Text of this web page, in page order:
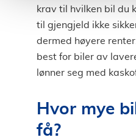
krav til hvilken bil du
til gjengjeld ikke
dermed høyere
best for biler av
lønner seg med
Hvor mye
få?